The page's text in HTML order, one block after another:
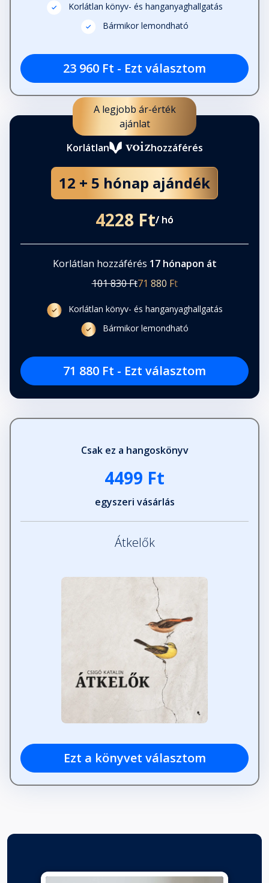
Korlátlan könyv- és hanganyaghallgatás
Bármikor lemondható
23 960 Ft - Ezt választom
A legjobb ár-érték
ajánlat
Korlátlan
hozzáférés
12 + 5 hónap ajándék
4228 Ft/ hó
Korlátlan hozzáférés 17 hónapon át
101 830 Ft71 880 Ft
Korlátlan könyv- és hanganyaghallgatás
Bármikor lemondható
71 880 Ft - Ezt választom
Csak ez a hangoskönyv
4499 Ft
egyszeri vásárlás
Átkelők
Ezt a könyvet választom